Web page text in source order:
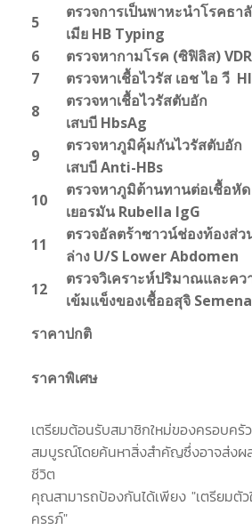
5
ตรวจการเป็นพาหะนำโรคธา
เมีย HB Typing
6
ตรวจหากามโรค (ซิฟิลิส)
7
ตรวจหาเชื้อไวรัส เอช ไอ วี
8
ตรวจหาเชื้อไวรัสตับอัก
เสบบี HbsAg
9
ตรวจหาภูมิคุ้มกันไวรัสตับอัก
เสบบี Anti-HBs
10
ตรวจหาภูมิต้านทานต่อเชื้อหัด
เยอรมัน Rubella lgG
11
ตรวจอัลตร้าซาวน์ช่องท้องส่ว
ล่าง U/S Lower Abdomen
12
ตรวจวิเคราะห์ปริมาณและคว
เข้มแข็งของเชื้ออสุจิ
ราคาปกติ
ราคาพิเศษ
เตรียมต้อนรับสมาชิกใหม่ของครอบครั
สมบูรณ์โดยค้นหาสิ่งสำคัญซึ่งอาจส่งผ
ชีวิต
คุณสามารถป้องกันได้เพียง "เตรียมตั
ครรภ์"